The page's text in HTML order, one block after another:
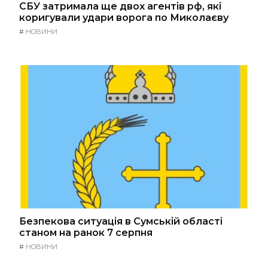
СБУ затримала ще двох агентів рф, які
коригували удари ворога по Миколаєву
# НОВИНИ
Безпекова ситуація в Сумській області
станом на ранок 7 серпня
# НОВИНИ